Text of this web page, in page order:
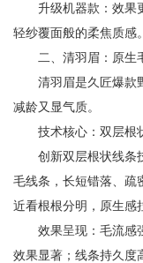
升级机器款：效果更
轻纱覆面般的柔焦质感。
二、清羽眉：原生
清羽眉是久匠爆款野
减龄又显气质。
技术核心：双层根
创新双层根状线条技
毛线条，长短错落、疏
近看根根分明，原生感
效果呈现：毛流感强
效果显著；线条持久度